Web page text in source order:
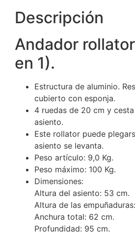
Descripción
Andador
en 1).
Estructura de aluminio.
cubierto con esponja.
4 ruedas de 20 cm y
asiento.
Este rollator puede
asiento se levanta.
Peso artículo: 9,0 Kg.
Peso máximo: 100 Kg.
Dimensiones:
Altura del asiento: 53 cm.
Altura de las
Anchura total: 62 cm.
Profundidad: 95 cm.